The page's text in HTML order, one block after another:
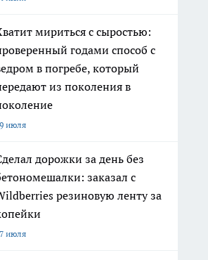
мириться с сыростью:
годами способ с
в погребе, который
из поколения в
июля
дорожки за день без
заказал с
резиновую ленту за
июля